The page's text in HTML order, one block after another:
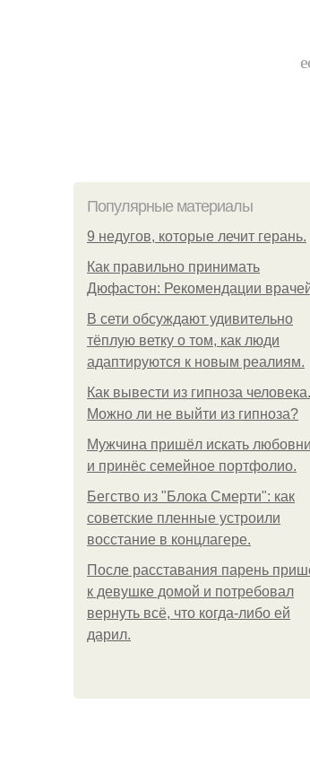
Популярные материалы
9 недугов, которые лечит герань.
Как правильно принимать
Дюфастон: Рекомендации
В cети обсуждают удивительно
тёплую ветку о том, как люди
адаптируются к новым реалиям.
Как вывести из гипноза человека.
Можно ли не выйти из гипноза?
Мужчина пришёл искать
и принёс семейное портфолио.
Бегство из "Блока Смерти": как
советские пленные устроили
восстание в концлагере.
После расставания парень
к девушке домой и потребовал
вернуть всё, что когда-либо ей
дарил.